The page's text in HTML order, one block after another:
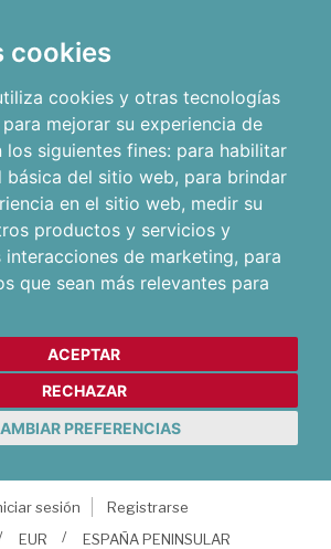
cookies
cookies y otras tecnologías
mejorar su experiencia de
los siguientes fines: para habilitar
básica del sitio web, para brindar
en el sitio web, medir su
productos y servicios y
interacciones de marketing, para
que sean más relevantes para
ACEPTAR
RECHAZAR
PREFERENCIAS
sesión
Registrarse
EUR ESPAÑA PENINSULAR